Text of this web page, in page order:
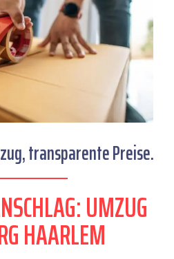
transparente Preise.
UMZUG
HAARLEM